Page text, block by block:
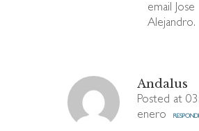
email Jose
Alejandro.
Andalus
Posted at
enero